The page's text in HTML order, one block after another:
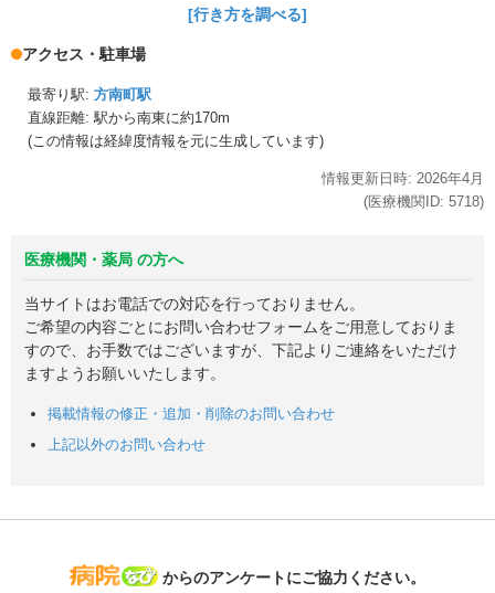
[行き方を調べる]
アクセス・駐車場
最寄り駅: 方南町駅
直線距離: 駅から南東に約170m
(この情報は経緯度情報を元に生成しています)
情報更新日時: 2026年4月
(医療機関ID: 5718)
医療機関・薬局 の方へ
当サイトはお電話での対応を行っておりません。
ご希望の内容ごとにお問い合わせフォームをご用意しておりま
すので、お手数ではございますが、下記よりご連絡をいただけ
ますようお願いいたします。
掲載情報の修正・追加・削除のお問い合わせ
上記以外のお問い合わせ
病院なび
からのアンケートにご協力ください。